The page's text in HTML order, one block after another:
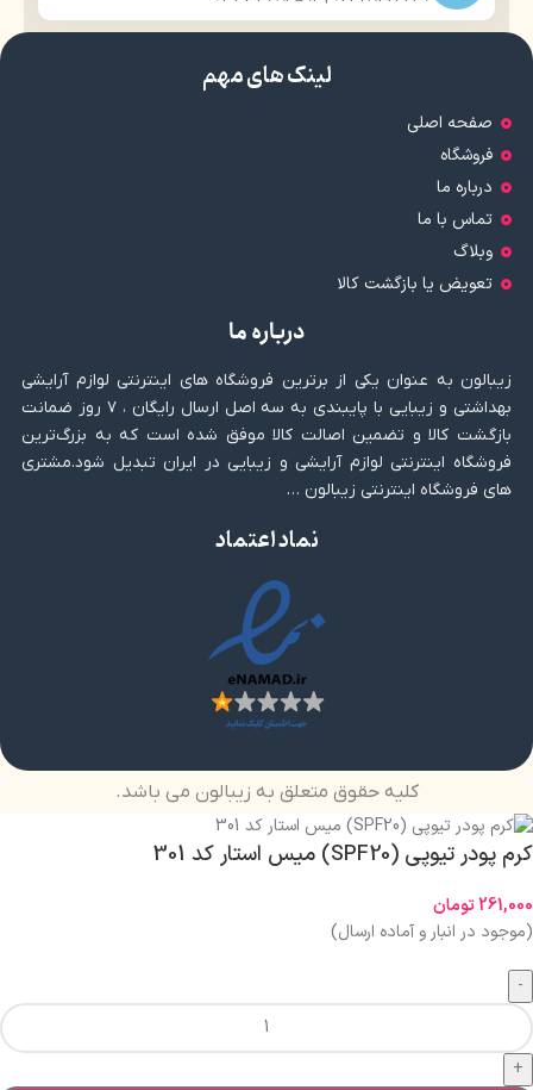
لینک های مهم
صفحه اصلی
فروشگاه
درباره ما
تماس با ما
وبلاگ
تعویض یا بازگشت کالا
درباره ما
زیبالون به عنوان یکی از برترین فروشگاه های اینترنتی لوازم آرایشی
بهداشتی و زیبایی با پایبندی به سه اصل ارسال رایگان ، ۷ روز ضمانت
بازگشت کالا و تضمین اصالت کالا موفق شده است که به بزرگ‌ترین
فروشگاه اینترنتی لوازم آرایشی و زیبایی در ایران تبدیل شود.مشتری
های فروشگاه اینترنتی زیبالون …
نماد اعتماد
کلیه حقوق متعلق به زیبالون می باشد.
کرم پودر تیوپی (SPF20) میس استار کد 301
261,000تومان
(موجود در انبار و آماده ارسال)